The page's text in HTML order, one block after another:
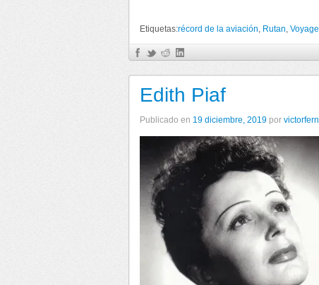
Etiquetas:récord de la aviación, Rutan,
Edith Piaf
Publicado en 19 diciembre, 2019 por